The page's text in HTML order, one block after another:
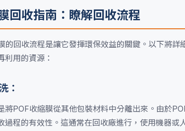
回收指南：瞭解回收流程
的回收流程是讓它發揮環保效益的關鍵。以下將
利用的資源：
：
將POF收縮膜從其他包裝材料中分離出來。由於
過程的有效性。這通常在回收廠進行，使用機器